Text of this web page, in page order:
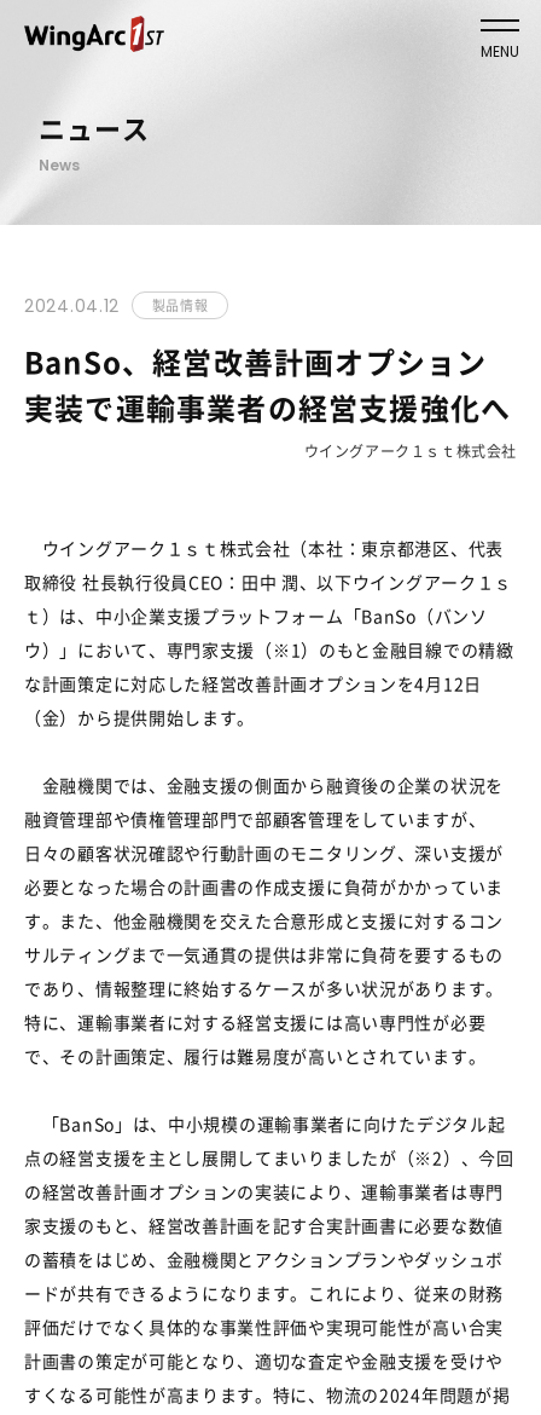
MENU
ニュース
News
2024.04.12 製品情報
BanSo、経営改善計画オプション
実装で運輸事業者の経営支援強化へ
ウイングアーク１ｓｔ株式会社
ウイングアーク１ｓｔ株式会社（本社：東京都港区、代表
取締役 社長執行役員CEO ：田中 潤、以下ウイングアーク１ｓ
ｔ）は、中小企業支援プラットフォーム「BanSo （バンソ
ウ）」において、専門家支援（※1）のもと金融目線での精緻
な計画策定に対応した経営改善計画オプションを4月 12日
（金）から提供開始します。
金融機関では、金融支援の側面から融資後の企業の状況を
融資管理部や債権管理部門で部顧客管理をしていますが、
日々の顧客状況確認や行動計画のモニタリング、深い支援が
必要となった場合の計画書の作成支援に負荷がかかっていま
す。また、他金融機関を交えた合意形成と支援に対するコン
サルティングまで一気通貫の提供は非常に負荷を要するもの
であり、情報整理に終始するケースが多い状況があります。
特に、運輸事業者に対する経営支援には高い専門性が必要
で、その計画策定、履行は難易度が高いとされています。
「BanSo 」は、中小規模の運輸事業者に向けたデジタル起
点の経営支援を主とし展開してまいりましたが（※2）、今回
の経営改善計画オプションの実装により、運輸事業者は専門
家支援のもと、経営改善計画を記す合実計画書に必要な数値
の蓄積をはじめ、金融機関とアクションプランやダッシュボ
ードが共有できるようになります。これにより、従来の財務
評価だけでなく具体的な事業性評価や実現可能性が高い合実
計画書の策定が可能となり、適切な査定や金融支援を受けや
すくなる可能性が高まります。特に、物流の2024年問題が掲